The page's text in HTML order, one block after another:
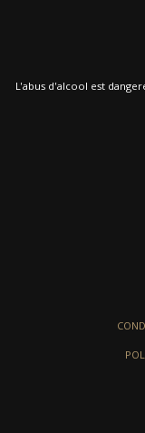
L'abus d'alcool est